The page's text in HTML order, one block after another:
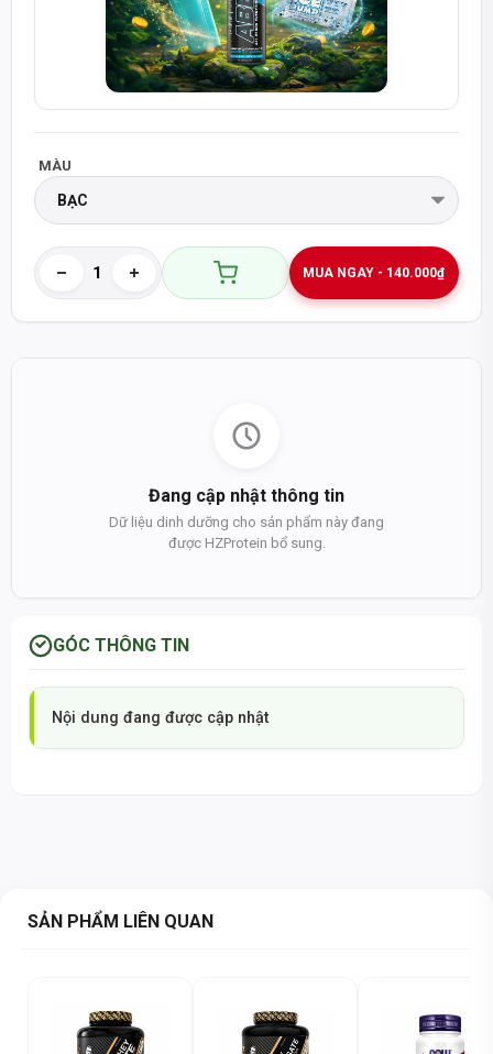
MÀU
MUA NGAY - 140.000₫
Đang cập nhật thông tin
Dữ liệu dinh dưỡng cho sản phẩm này đang
được HZProtein bổ sung.
GÓC THÔNG TIN
Nội dung đang được cập nhật
SẢN PHẨM LIÊN QUAN